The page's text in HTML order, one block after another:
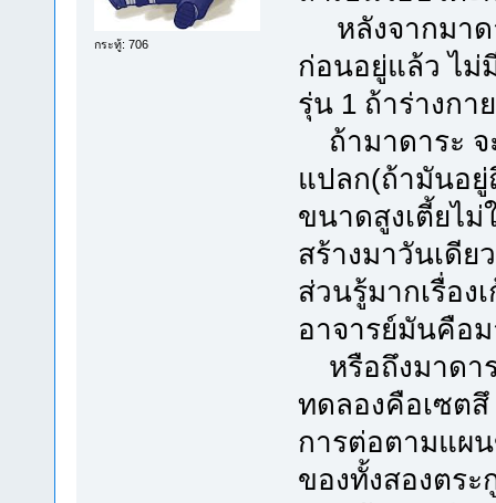
กระทู้: 706
หลังจากมาด
ก่อนอยู่แล้ว ไม่
รุ่น 1 ถ้าร่างกา
ถ้ามาดาระ จ
แปลก(ถ้ามันอยู่
ขนาดสูงเตี้ยไม่
สร้างมาวันเดีย
ส่วนรู้มากเรื่อง
อาจารย์มันคือ
หรือถึงมาดา
ทดลองคือเซต
การต่อตามแผ
ของทั้งสองตระ